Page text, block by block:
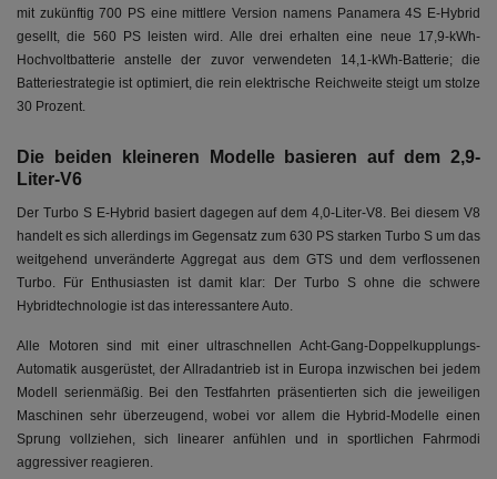
mit zukünftig 700 PS eine mittlere Version namens Panamera 4S E-Hybrid
gesellt, die 560 PS leisten wird. Alle drei erhalten eine neue 17,9-kWh-
Hochvoltbatterie anstelle der zuvor verwendeten 14,1-kWh-Batterie; die
Batteriestrategie ist optimiert, die rein elektrische Reichweite steigt um stolze
30 Prozent.
Die beiden kleineren Modelle basieren auf dem 2,9-
Liter-V6
Der Turbo S E-Hybrid basiert dagegen auf dem 4,0-Liter-V8. Bei diesem V8
handelt es sich allerdings im Gegensatz zum 630 PS starken Turbo S um das
weitgehend unveränderte Aggregat aus dem GTS und dem verflossenen
Turbo. Für Enthusiasten ist damit klar: Der Turbo S ohne die schwere
Hybridtechnologie ist das interessantere Auto.
Alle Motoren sind mit einer ultraschnellen Acht-Gang-Doppelkupplungs-
Automatik ausgerüstet, der Allradantrieb ist in Europa inzwischen bei jedem
Modell serienmäßig. Bei den Testfahrten präsentierten sich die jeweiligen
Maschinen sehr überzeugend, wobei vor allem die Hybrid-Modelle einen
Sprung vollziehen, sich linearer anfühlen und in sportlichen Fahrmodi
aggressiver reagieren.